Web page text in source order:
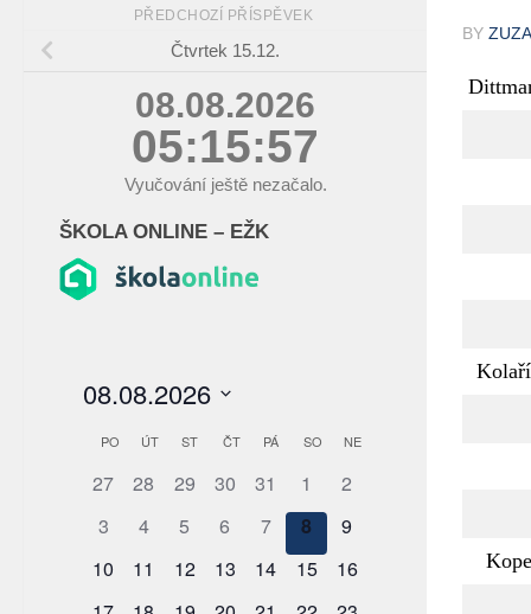
BY
PŘEDCHOZÍ PŘÍSPĚVEK
Čtvrtek 15.12.
08.08.2026
05:15:58
Vyučování ještě nezačalo.
ŠKOLA ONLINE – EŽK